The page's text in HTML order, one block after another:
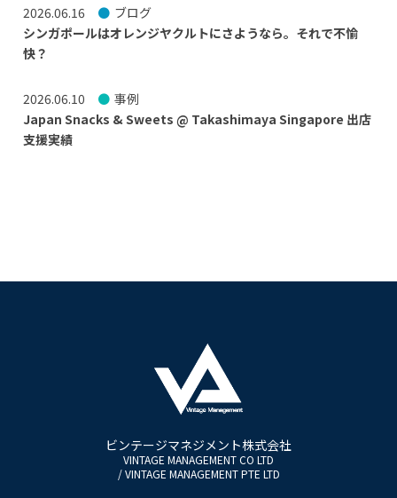
2026.06.16
ブログ
シンガポールはオレンジヤクルトにさようなら。それで不愉
快？
2026.06.10
事例
Japan Snacks & Sweets @ Takashimaya Singapore 出店
支援実績
ビンテージマネジメント株式会社
VINTAGE MANAGEMENT CO LTD
/ VINTAGE MANAGEMENT PTE LTD